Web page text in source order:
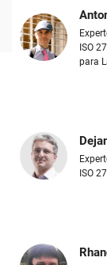
ISO
para
ISO